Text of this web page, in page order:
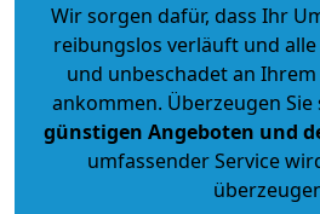
Wir sorgen dafür, dass Ihr
reibungslos verläuft und
und unbeschadet an
ankommen. Überzeugen Sie
günstigen Angeboten und
umfassender Service